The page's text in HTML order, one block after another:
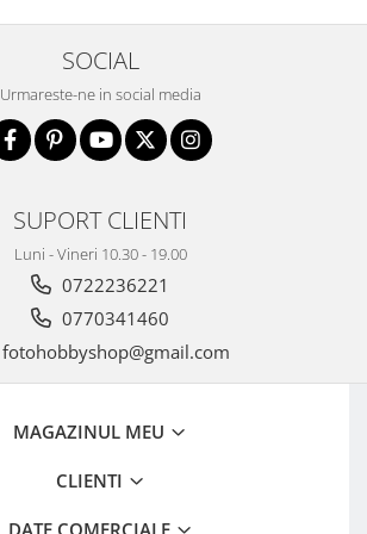
SOCIAL
Urmareste-ne in social media
SUPORT CLIENTI
Luni - Vineri 10.30 - 19.00
0722236221
0770341460
fotohobbyshop@gmail.com
MAGAZINUL MEU
CLIENTI
DATE COMERCIALE